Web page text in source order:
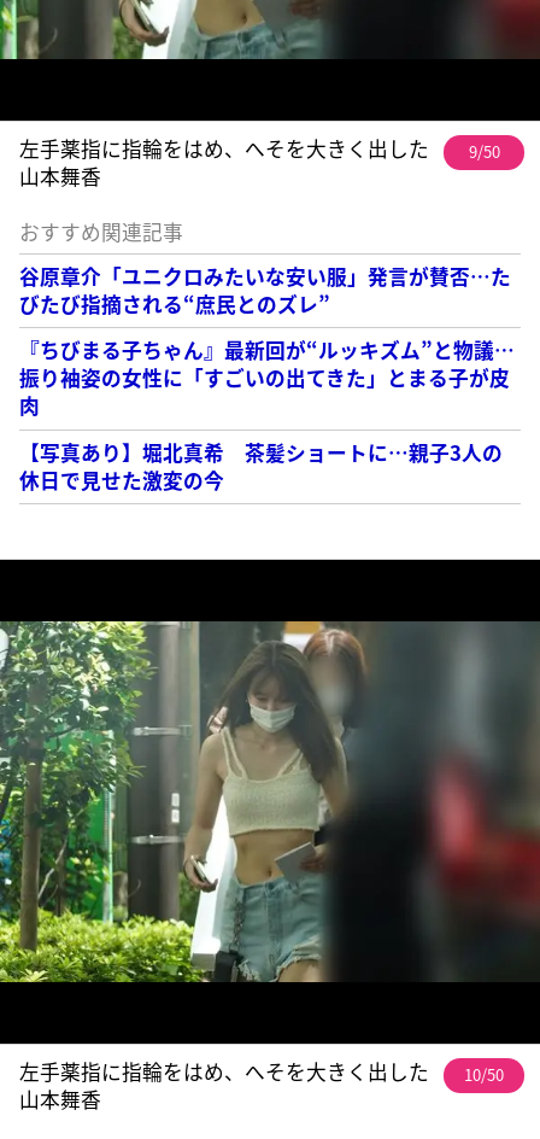
左手薬指に指輪をはめ、へそを大きく出した
山本舞香
9/50
おすすめ関連記事
谷原章介「ユニクロみたいな安い服」発言が賛否…た
びたび指摘される“庶民とのズレ”
『ちびまる子ちゃん』最新回が“ルッキズム”と物議…
振り袖姿の女性に「すごいの出てきた」とまる子が皮
肉
【写真あり】堀北真希 茶髪ショートに…親子3人の
休日で見せた激変の今
左手薬指に指輪をはめ、へそを大きく出した
山本舞香
10/50